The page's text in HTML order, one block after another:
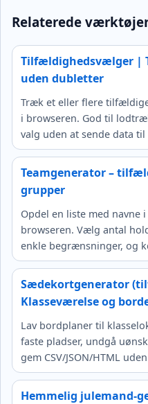
Relaterede
Tilfældighedsvælger |
uden dubletter
Træk et eller flere
i browseren. God til
valg uden at sende data til
Teamgenerator –
grupper
Opdel en liste med
browseren. Vælg antal
enkle begrænsninger, og
Sædekortgenerator
Klasseværelse og
Lav bordplaner til
faste pladser, undgå
gem CSV/JSON/HTML
Hemmelig julemand-